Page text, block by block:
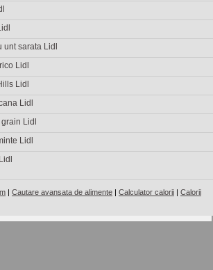
unt sarata Lidl
Lidl
Lidl
Lidl
Lidl
Lidl
| Cautare avansata de alimente | Calculator calorii | Calorii